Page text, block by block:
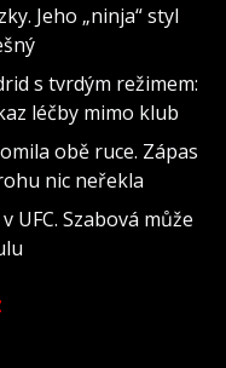
Jeho „ninja“ styl
s tvrdým režimem:
léčby mimo klub
obě ruce. Zápas
nic neřekla
UFC. Szabová může